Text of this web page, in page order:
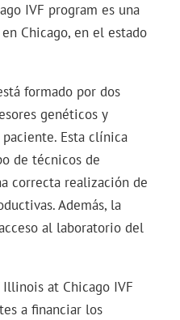
IVF program es una
Chicago, en el estado
formado por dos
genéticos y
Esta clínica
de técnicos de
correcta realización de
Además, la
al laboratorio del
at Chicago IVF
a financiar los